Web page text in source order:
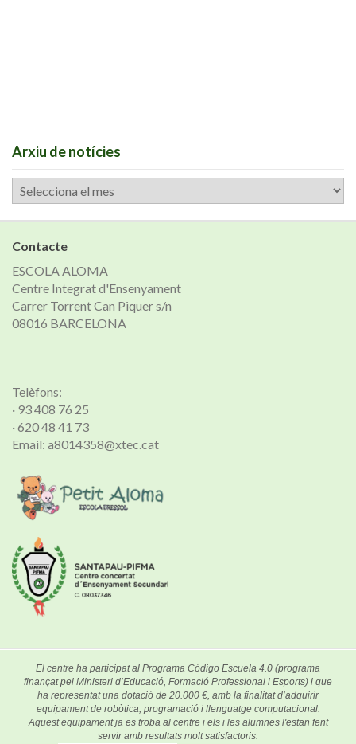
Arxiu de notícies
Arxiu
de
notícies
Contacte
ESCOLA ALOMA
Centre Integrat d'Ensenyament
Carrer Torrent Can Piquer s/n
08016 BARCELONA
Telèfons:
· 93 408 76 25
· 620 48 41 73
Email: a8014358@xtec.cat
El centre ha participat al Programa Código Escuela 4.0 (programa
finançat pel Ministeri d’Educació, Formació Professional i Esports) i que
ha representat una dotació de 20.000 €, amb la finalitat d’adquirir
equipament de robòtica, programació i llenguatge computacional.
Aquest equipament ja es troba al centre i els i les alumnes l'estan fent
servir amb resultats molt satisfactoris.